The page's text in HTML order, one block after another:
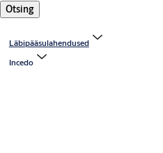
Otsing
Läbipääsulahendused
Incedo